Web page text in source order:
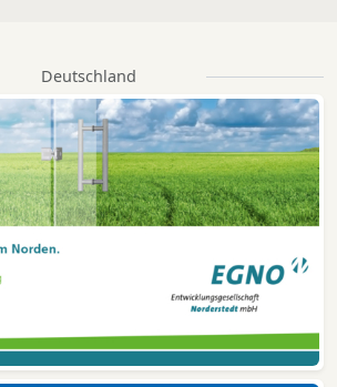
Hausverkauf
Immobilien
Immobilienmakler
Immobilienvermittler
Immobilienvermittlung
Immobilienzentrum
Interessent
Kaltenkirchener Bank Kapitalanlage
Kauf
Lage Landhaus
Landwirtschaft
Makler
Nebenkosten
Pacht
Penthouse
Pool Projektentwicklung
Provision
Reihenhaus Reihenmittelhaus
Reiterhof
Deutschland